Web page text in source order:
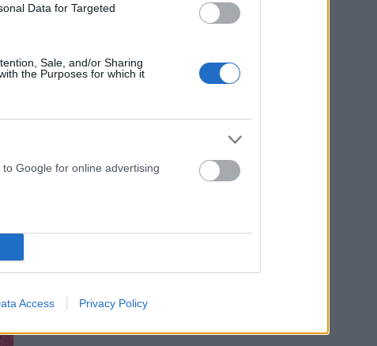
Data for Targeted
Sale, and/or Sharing
the Purposes for which it
Google for online advertising
Access Privacy Policy